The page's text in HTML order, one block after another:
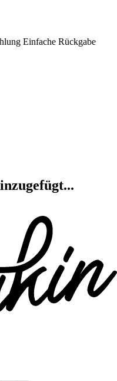
Einfache Rückgabe